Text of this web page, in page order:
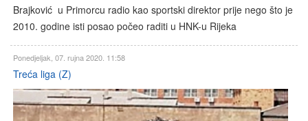
Brajković u Primorcu radio kao sportski direktor prije nego što je
2010. godine isti posao počeo raditi u HNK-u Rijeka
Ponedjeljak, 07. rujna 2020. 11:58
Treća liga (Z)